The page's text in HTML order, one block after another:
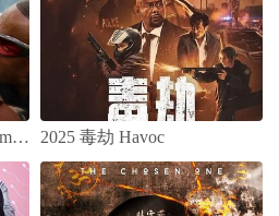
2024 美国队长4/Captain America 4/Captain America: New World Order/美国队长：无畏新世界( 2025 毒劫 Havoc